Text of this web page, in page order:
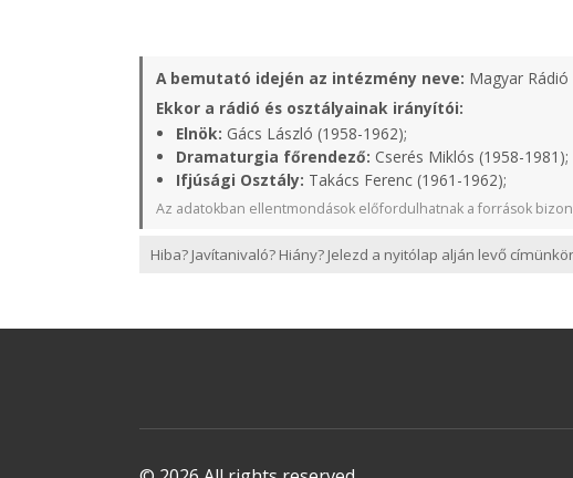
A bemutató idején az intézmény neve: Magyar
Ekkor a rádió és osztályainak irányítói:
Elnök: Gács László (1958-1962);
Dramaturgia főrendező: Cserés Miklós (1958-1981);
Ifjúsági Osztály: Takács Ferenc (1961-1962);
Az adatokban ellentmondások előfordulhatnak a források
Hiba? Javítanivaló? Hiány? Jelezd a nyitólap alján levő